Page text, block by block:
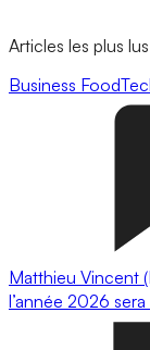
Articles les plus lus
Business
Matthieu Vincent
l’année 2026